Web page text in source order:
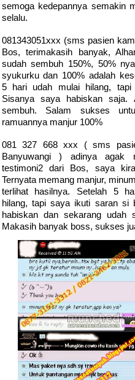
semoga kedepannya semakin
selalu.
081343051xxx (sms pasien
Bos, terimakasih banyak,
sudah sembuh 150%, 50%
syukurku dan 100% adalah
5 hari udah mulai hilang, tapi
Sisanya saya habiskan saja.
sembuh. Salam sukses
ramuannya manjur 100%
081 327 668 xxx ( sms
Banyuwangi ) adinya agak
testimoni2 dari Bos, saya
Ternyata memang manjur,
terlihat hasilnya. Setelah 5
hilang, tapi saya ikuti saran si
habiskan dan sekarang udah
Makasih banyak boss, sukses